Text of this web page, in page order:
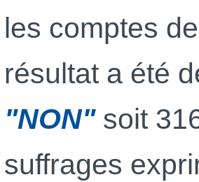
les comptes
résultat a été
"NON"soit
suffrages